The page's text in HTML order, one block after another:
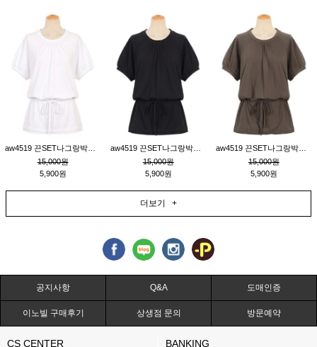
15,000원
5,900원
15,000원
5,900원
15,000원
5,900원
더보기 +
공지사항 Q&A 도매인증
이노빌 구매후기 상생점 문의 방문예약
CS CENTER BANKING